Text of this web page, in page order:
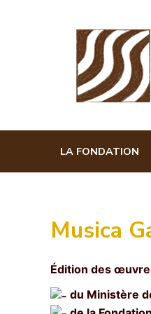
LA FONDATION
Musica
Édition des
du Ministère